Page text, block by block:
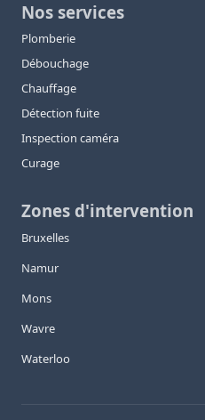
Nos services
Plomberie
Débouchage
Chauffage
Détection fuite
Inspection caméra
Curage
Zones d'intervention
Bruxelles
Namur
Mons
Wavre
Waterloo